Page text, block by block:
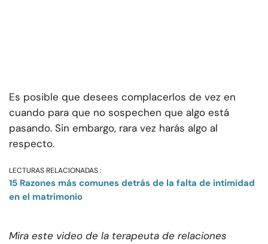
Es posible que desees complacerlos de vez en
cuando para que no sospechen que algo está
pasando. Sin embargo, rara vez harás algo al
respecto.
LECTURAS RELACIONADAS :
15 Razones más comunes detrás de la falta de intimidad
en el matrimonio
Mira este video de la terapeuta de relaciones